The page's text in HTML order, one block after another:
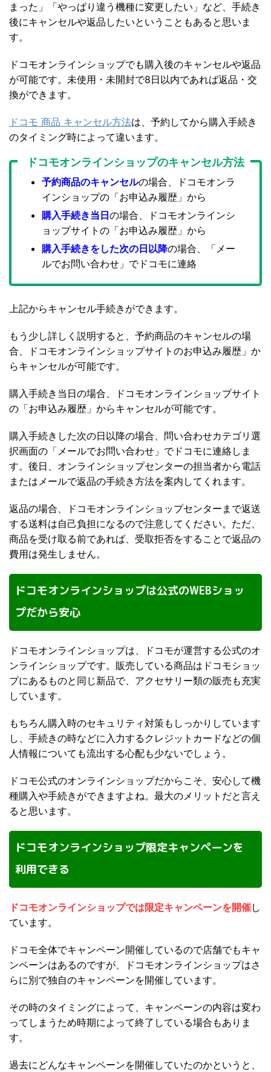
まった」「やっぱり違う機種に変更したい」など、手続き
後にキャンセルや返品したいということもあると思いま
す。
ドコモオンラインショップでも購入後のキャンセルや返品
が可能です。未使用・未開封で8日以内であれば返品・交
換ができます。
ドコモ 商品 キャンセル方法は、予約してから購入手続き
のタイミング時によって違います。
ドコモオンラインショップのキャンセル方法
予約商品のキャンセルの場合、ドコモオンラ
インショップの「お申込み履歴」から
購入手続き当日の場合、ドコモオンラインシ
ョップサイトの「お申込み履歴」から
購入手続きをした次の日以降の場合、「メー
ルでお問い合わせ」でドコモに連絡
上記からキャンセル手続きができます。
もう少し詳しく説明すると、予約商品のキャンセルの場
合、ドコモオンラインショップサイトのお申込み履歴」か
らキャンセルが可能です。
購入手続き当日の場合、ドコモオンラインショップサイト
の「お申込み履歴」からキャンセルが可能です。
購入手続きした次の日以降の場合、問い合わせカテゴリ選
択画面の「メールでお問い合わせ」でドコモに連絡しま
す。後日、オンラインショップセンターの担当者から電話
またはメールで返品の手続き方法を案内してくれます。
返品の場合、ドコモオンラインショップセンターまで返送
する送料は自己負担になるので注意してください。ただ、
商品を受け取る前であれば、受取拒否をすることで返品の
費用は発生しません。
ドコモオンラインショップは公式のWEBショッ
プだから安心
ドコモオンラインショップは、ドコモが運営する公式のオ
ンラインショップです。販売している商品はドコモショッ
プにあるものと同じ新品で、アクセサリー類の販売も充実
しています。
もちろん購入時のセキュリティ対策もしっかりしています
し、手続きの時などに入力するクレジットカードなどの個
人情報についても流出する心配も少ないでしょう。
ドコモ公式のオンラインショップだからこそ、安心して機
種購入や手続きができますよね。最大のメリットだと言え
ると思います。
ドコモオンラインショップ限定キャンペーンを
利用できる
ドコモオンラインショップでは限定キャンペーンを開催し
ています。
ドコモ全体でキャンペーン開催しているので店舗でもキャ
ンペーンはあるのですが、ドコモオンラインショップはさ
らに別で独自のキャンペーンを開催しています。
その時のタイミングによって、キャンペーンの内容は変わ
ってしまうため時期によって終了している場合もありま
す。
過去にどんなキャンペーンを開催していたのかというと、